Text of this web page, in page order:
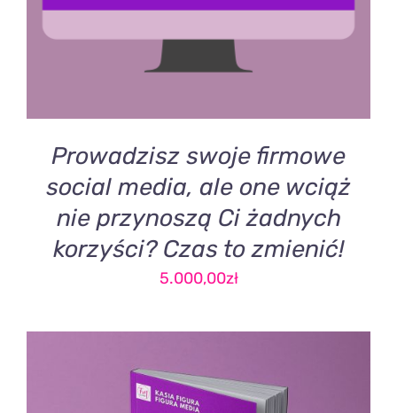
Prowadzisz swoje firmowe
social media, ale one wciąż
nie przynoszą Ci żadnych
korzyści? Czas to zmienić!
5.000,00zł